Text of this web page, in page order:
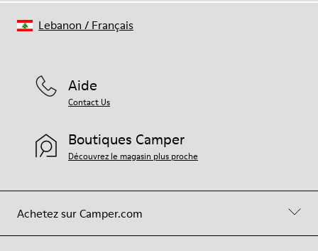
Achetez sur Camper.com
Aide
Contact Us
Boutiques Camper
Découvrez le magasin plus proche
Lebanon / Français